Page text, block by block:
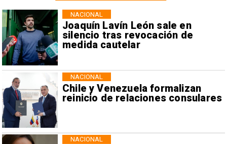
Joaquín Lavín León sale en
silencio tras revocación de
medida cautelar
NACIONAL
Chile y Venezuela formalizan
reinicio de relaciones consulares
NACIONAL
NACIONAL